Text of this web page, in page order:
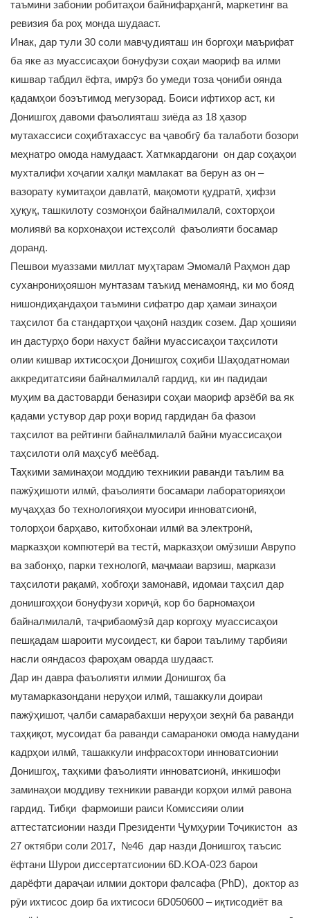
таъмини забонии робитаҳои байнифарҳангӣ, маркетинг ва
ревизия ба роҳ монда шудааст.
Инак, дар тули 30 соли мавҷудияташ ин боргоҳи маърифат
ба яке аз муассисаҳои бонуфузи соҳаи маориф ва илми
кишвар табдил ёфта, имрӯз бо умеди тоза ҷониби оянда
қадамҳои боэътимод мегузорад. Боиси ифтихор аст, ки
Донишгоҳ давоми фаъолияташ зиёда аз 18 ҳазор
мутахассиси соҳибтахассус ва ҷавобгӯ ба талаботи бозори
меҳнатро омода намудааст. Хатмкардагони он дар соҳаҳои
мухталифи хоҷагии халқи мамлакат ва берун аз он –
вазорату кумитаҳои давлатӣ, мақомоти қудратӣ, ҳифзи
ҳуқуқ, ташкилоту созмонҳои байналмилалӣ, сохторҳои
молиявӣ ва корхонаҳои истеҳсолӣ фаъолияти босамар
доранд.
Пешвои муаззами миллат муҳтарам Эмомалӣ Раҳмон дар
суханрониҳояшон мунтазам таъкид менамоянд, ки мо бояд
нишондиҳандаҳои таъмини сифатро дар ҳамаи зинаҳои
таҳсилот ба стандартҳои ҷаҳонӣ наздик созем. Дар ҳошияи
ин дастурҳо бори нахуст байни муассисаҳои таҳсилоти
олии кишвар ихтисосҳои Донишгоҳ соҳиби Шаҳодатномаи
аккредитатсияи байналмилалӣ гардид, ки ин падидаи
муҳим ва дастоварди беназири соҳаи маориф арзёбӣ ва як
қадами устувор дар роҳи ворид гардидан ба фазои
таҳсилот ва рейтинги байналмилалӣ байни муассисаҳои
таҳсилоти олӣ маҳсуб меёбад.
Таҳкими заминаҳои моддию техникии раванди таълим ва
пажӯҳишоти илмӣ, фаъолияти босамари лабораторияҳои
муҷаҳҳаз бо технологияҳои муосири инноватсионӣ,
толорҳои барҳаво, китобхонаи илмӣ ва электронӣ,
марказҳои компютерӣ ва тестӣ, марказҳои омӯзиши Аврупо
ва забонҳо, парки технологӣ, маҷмааи варзиш, маркази
таҳсилоти рақамӣ, хобгоҳи замонавӣ, идомаи таҳсил дар
донишгоҳҳои бонуфузи хориҷӣ, кор бо барномаҳои
байналмилалӣ, таҷрибаомӯзӣ дар коргоҳу муассисаҳои
пешқадам шароити мусоидест, ки барои таълиму тарбияи
насли ояндасоз фароҳам оварда шудааст.
Дар ин давра фаъолияти илмии Донишгоҳ ба
мутамарказондани неруҳои илмӣ, ташаккули доираи
пажӯҳишот, ҷалби самарабахши неруҳои зеҳнӣ ба раванди
таҳқиқот, мусоидат ба раванди самараноки омода намудани
кадрҳои илмӣ, ташаккули инфрасохтори инноватсионии
Донишгоҳ, таҳкими фаъолияти инноватсионӣ, инкишофи
заминаҳои моддиву техникии раванди корҳои илмӣ равона
гардид. Тибқи фармоиши раиси Комиссияи олии
аттестатсионии назди Президенти Ҷумҳурии Тоҷикистон аз
27 октябри соли 2017, №46 дар назди Донишгоҳ таъсис
ёфтани Шурои диссертатсионии 6D.KOA-023 барои
дарёфти дараҷаи илмии доктори фалсафа (PhD), доктор аз
рӯи ихтисос доир ба ихтисоси 6D050600 – иқтисодиёт ва